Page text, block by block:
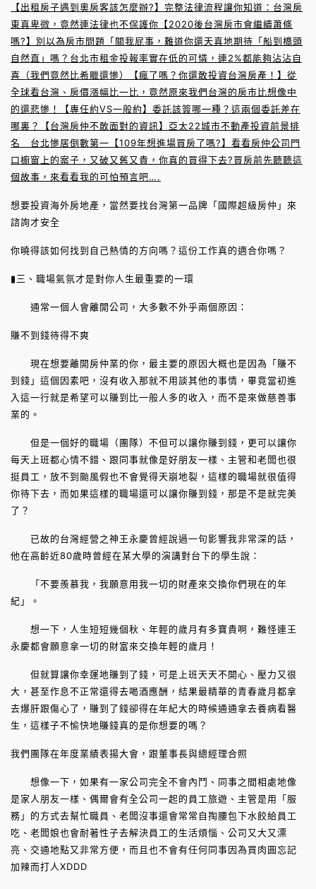
【出租房子遇到奧房客該怎麼辦?】完整法律流程讓你知道：台灣房
東真卑微，竟然連法律也不保護你 【2020後台灣房市會繼續蕭條
嗎?】別以為房市問題「關我屁事，難道你還天真地期待「船到橋頭
自然直」嗎？ 台北市租金投報率實在低的可憐，連2%都能夠沾沾自
喜（我們竟然比希臘還慘）
【瘋了嗎？你還敢投資台灣房產！】從
全球看台灣、房價漲幅比一比，竟然原來我們台灣的房市比想像中
的還悲慘！
【專任約VS一般約】委託該簽哪一種？這兩個委託差在
哪裏？
【台灣房仲不敢面對的資訊】亞太22城市不動產投資前景排
名 台北慘居倒數第一 【109年想進場買房了嗎?】看看房仲公司門
口櫥窗上的案子，又破又舊又貴，你真的買得下去?買房前先聽聽這
個故事，來看看我的可怕預言吧….
想要投資海外房地產，當然要找台灣第一品牌「國際超級房仲」來
諮詢才安全
你曉得該如何找到自己熱情的方向嗎？這份工作真的適合你嗎？
▮三、職場氣氛才是對你人生最重要的一環
通常一個人會離開公司，大多數不外乎兩個原因：
賺不到錢待得不爽
現在想要離開房仲業的你，最主要的原因大概也是因為「賺不
到錢」這個因素吧，沒有收入那就不用談其他的事情，畢竟當初進
入這一行就是希望可以賺到比一般人多的收入，而不是來做慈善事
業的。
但是一個好的職場（團隊）不但可以讓你賺到錢，更可以讓你
每天上班都心情不錯、跟同事就像是好朋友一樣、主管和老闆也很
挺員工，放不到颱風假也不會覺得天崩地裂，這樣的職場就很值得
你待下去，而如果這樣的職場還可以讓你賺到錢，那是不是就完美
了？
已故的台灣經營之神王永慶曾經說過一句影響我非常深的話，
他在高齡近80歲時曾經在某大學的演講對台下的學生說：
「不要羨慕我，我願意用我一切的財產來交換你們現在的年
紀」。
想一下，人生短短幾個秋、年輕的歲月有多寶貴啊，難怪連王
永慶都會願意拿一切的財富來交換年輕的歲月！
但就算讓你幸運地賺到了錢，可是上班天天不開心、壓力又很
大，甚至作息不正常還得去喝酒應酬，結果最精華的青春歲月都拿
去爆肝跟傷心了，賺到了錢卻得在年紀大的時候通通拿去養病看醫
生，這樣子不愉快地賺錢真的是你想要的嗎？
我們團隊在年度業績表揚大會，跟董事長與總經理合照
想像一下，如果有一家公司完全不會內鬥、同事之間相處地像
是家人朋友一樣、偶爾會有全公司一起的員工旅遊、主管是用「服
務」的方式去幫忙職員、老闆沒事還會常常自掏腰包下水餃給員工
吃、老闆娘也會耐著性子去解決員工的生活煩惱、公司又大又漂
亮、交通地點又非常方便，而且也不會有任何同事因為買肉圓忘記
加辣而打人XDDD